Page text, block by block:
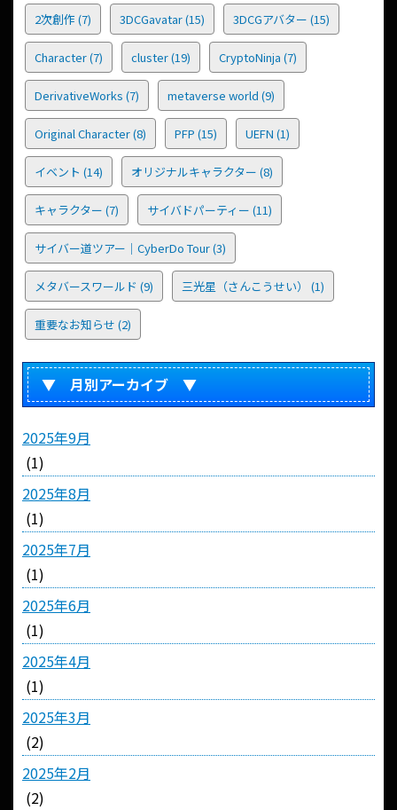
2次創作 (7) 3DCGavatar(15) 3DCGアバター (15)
Character(7) cluster(19) CryptoNinja (7)
DerivativeWorks (7) metaverse world (9)
Original Character(8) PFP (15) UEFN (1)
イベント (14) オリジナルキャラクター (8)
キャラクター (7) サイバドパーティー (11)
サイバー道ツアー｜CyberDo Tour(3)
メタバースワールド (9) 三光星（さんこうせい） (1)
重要なお知らせ (2)
▼ 月別アーカイブ ▼
2025年9月
(1)
2025年8月
(1)
2025年7月
(1)
2025年6月
(1)
2025年4月
(1)
2025年3月
(2)
2025年2月
(2)